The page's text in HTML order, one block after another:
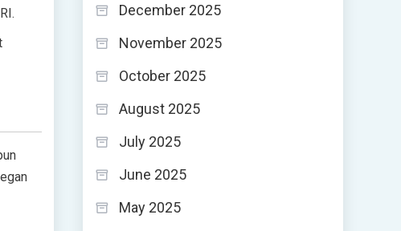
December 2025
November 2025
October 2025
August 2025
July 2025
June 2025
May 2025